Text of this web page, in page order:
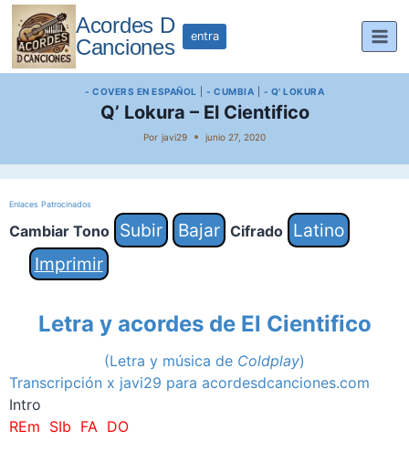
Saltar
contenido
Acordes D
Canciones
entra
- COVERS EN ESPAÑOL - CUMBIA - Q' LOKURA
Q’ Lokura – El Cientifico
Por javi29 junio 27, 2020
Enlaces Patrocinados
Cambiar Tono Subir Bajar Cifrado
Latino
Imprimir
Letra y acordes de El Cientifico
(Letra y música de Coldplay)
Transcripción x javi29 para acordesdcanciones.com
Intro
REm SIb FA DO